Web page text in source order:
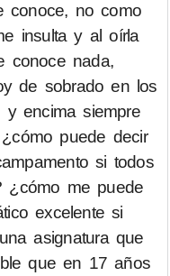
conoce, no como
insulta y al oírla
conoce nada,
de sobrado en los
y encima siempre
puede decir
si todos
¿cómo me puede
excelente si
asignatura que
que en 17 años